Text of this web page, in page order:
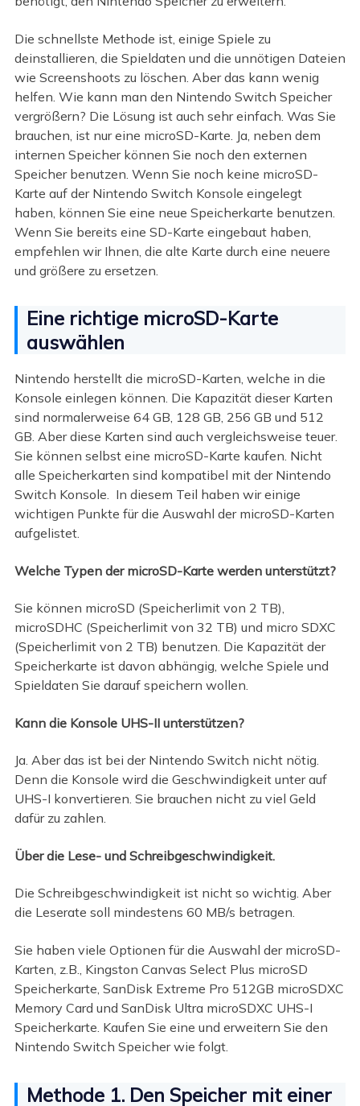
Die schnellste Methode ist, einige Spiele zu
deinstallieren, die Spieldaten und die unnötigen Dateien
wie Screenshoots zu löschen. Aber das kann wenig
helfen. Wie kann man den Nintendo Switch Speicher
vergrößern? Die Lösung ist auch sehr einfach. Was Sie
brauchen, ist nur eine microSD-Karte. Ja, neben dem
internen Speicher können Sie noch den externen
Speicher benutzen. Wenn Sie noch keine microSD-
Karte auf der Nintendo Switch Konsole eingelegt
haben, können Sie eine neue Speicherkarte benutzen.
Wenn Sie bereits eine SD-Karte eingebaut haben,
empfehlen wir Ihnen, die alte Karte durch eine neuere
und größere zu ersetzen.
Eine richtige microSD-Karte
auswählen
Nintendo herstellt die microSD-Karten, welche in die
Konsole einlegen können. Die Kapazität dieser Karten
sind normalerweise 64 GB, 128 GB, 256 GB und 512
GB. Aber diese Karten sind auch vergleichsweise teuer.
Sie können selbst eine microSD-Karte kaufen. Nicht
alle Speicherkarten sind kompatibel mit der Nintendo
Switch Konsole. In diesem Teil haben wir einige
wichtigen Punkte für die Auswahl der microSD-Karten
aufgelistet.
Welche Typen der microSD-Karte werden unterstützt?
Sie können microSD (Speicherlimit von 2 TB),
microSDHC (Speicherlimit von 32 TB) und micro SDXC
(Speicherlimit von 2 TB) benutzen. Die Kapazität der
Speicherkarte ist davon abhängig, welche Spiele und
Spieldaten Sie darauf speichern wollen.
Kann die Konsole UHS-II unterstützen?
Ja. Aber das ist bei der Nintendo Switch nicht nötig.
Denn die Konsole wird die Geschwindigkeit unter auf
UHS-I konvertieren. Sie brauchen nicht zu viel Geld
dafür zu zahlen.
Über die Lese- und Schreibgeschwindigkeit.
Die Schreibgeschwindigkeit ist nicht so wichtig. Aber
die Leserate soll mindestens 60 MB/s betragen.
Sie haben viele Optionen für die Auswahl der microSD-
Karten, z.B., Kingston Canvas Select Plus microSD
Speicherkarte, SanDisk Extreme Pro 512GB microSDXC
Memory Card und SanDisk Ultra microSDXC UHS-I
Speicherkarte. Kaufen Sie eine und erweitern Sie den
Nintendo Switch Speicher wie folgt.
Methode 1. Den Speicher mit einer